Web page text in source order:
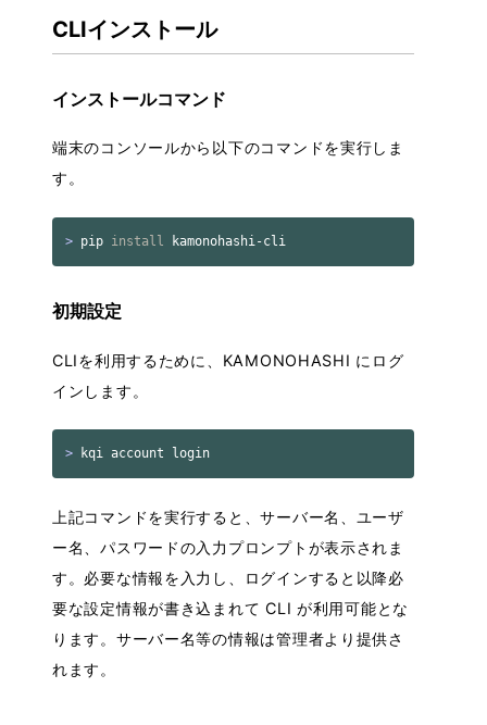
・前処理について
・学習管理
・ノートブック管理
Admin Guide
・テナントについて
・ノード
・リソース
・メニュー
CLI Guide
Infra Guide
・バックアップとリストア
CLIインストール
インストールコマンド
端末のコンソールから以下のコマンドを実行しま
す。
> pip install
初期設定
CLIを利用するために、KAMONOHASHI にログ
インします。
>
上記コマンドを実行すると、サーバー名、ユーザ
ー名、パスワードの入力プロンプトが表示されま
す。必要な情報を入力し、ログインすると以降必
要な設定情報が書き込まれて CLI が利用可能とな
ります。サーバー名等の情報は管理者より提供さ
れます。